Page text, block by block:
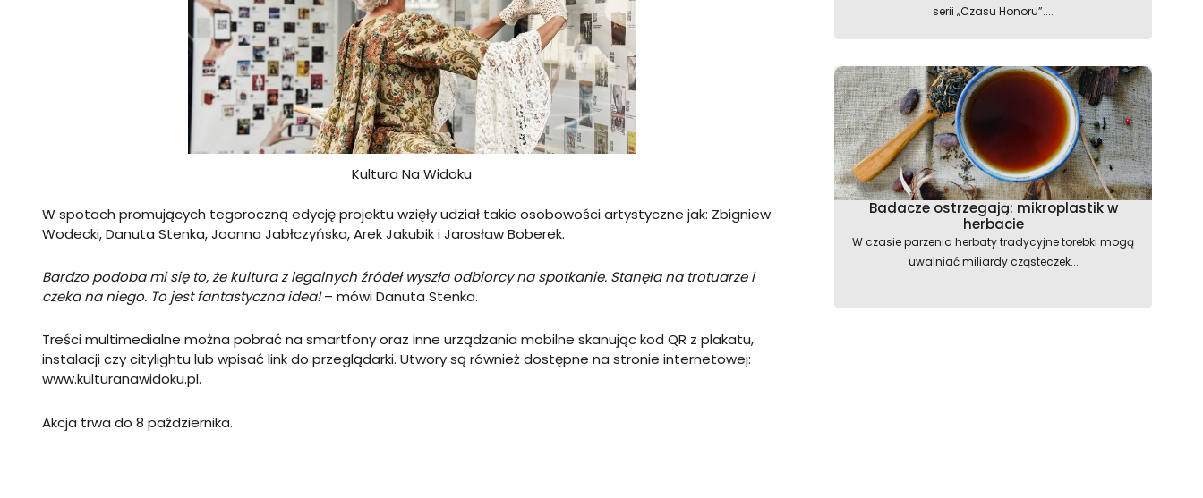
Kultura Na Widoku
W spotach promujących tegoroczną edycję projektu wzięły udział takie osobowości artystyczne jak: Zbigniew
Wodecki, Danuta Stenka, Joanna Jabłczyńska, Arek Jakubik i Jarosław Boberek.
Bardzo podoba mi się to, że kultura z legalnych źródeł wyszła odbiorcy na spotkanie. Stanęła na trotuarze i
czeka na niego. To jest fantastyczna idea!– mówi Danuta Stenka.
Treści multimedialne można pobrać na smartfony oraz inne urządzania mobilne skanując kod QR z plakatu,
instalacji czy citylightu lub wpisać link do przeglądarki. Utwory są również dostępne na stronie internetowej:
www.kulturanawidoku.pl.
Akcja trwa do 8 października.
serii „Czasu Honoru”....
Badacze ostrzegają: mikroplastik w
herbacie
W czasie parzenia herbaty tradycyjne torebki mogą
uwalniać miliardy cząsteczek...